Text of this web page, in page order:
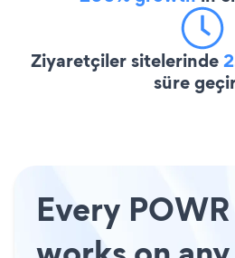
Ziyaretçiler sitelerinde
süre
Every